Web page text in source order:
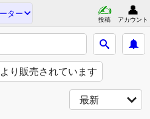
ター
投稿 アカウント
り販売されています
最新